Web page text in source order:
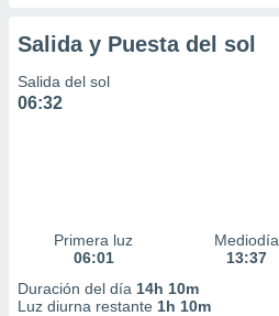
Salida y Puesta del sol
Salida del sol
06:32
Primera luz
06:01
Mediodía
13:37
Duración del día 14h 10m
Luz diurna restante 1h 10m